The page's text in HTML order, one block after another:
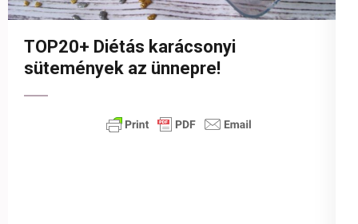
TOP20+ Diétás karácsonyi
sütemények az ünnepre!